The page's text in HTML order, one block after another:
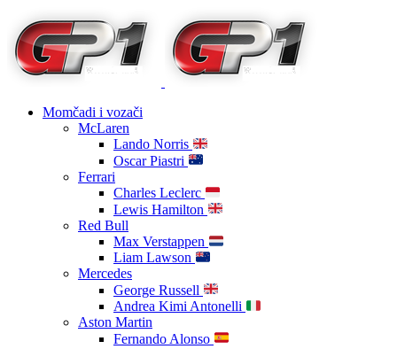
Momčadi i vozači
McLaren
Lando Norris
Oscar Piastri
Ferrari
Charles Leclerc
Lewis Hamilton
Red Bull
Max Verstappen
Liam Lawson
Mercedes
George Russell
Andrea Kimi Antonelli
Aston Martin
Fernando Alonso